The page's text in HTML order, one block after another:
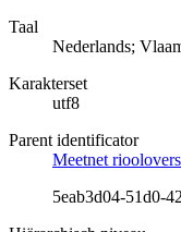
Taal
Nederlands;
Karakterset
utf8
Parent identificator
Meetnet
5eab3d04-51d0-